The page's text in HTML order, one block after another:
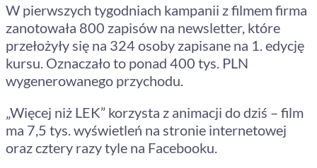
W pierwszych tygodniach kampanii z filmem firma
zanotowała 800 zapisów na newsletter, które
przełożyły się na 324 osoby zapisane na 1. edycję
kursu. Oznaczało to ponad 400 tys. PLN
wygenerowanego przychodu.
„Więcej niż LEK” korzysta z animacji do dziś – film
ma 7,5 tys. wyświetleń na stronie internetowej
oraz cztery razy tyle na Facebooku.